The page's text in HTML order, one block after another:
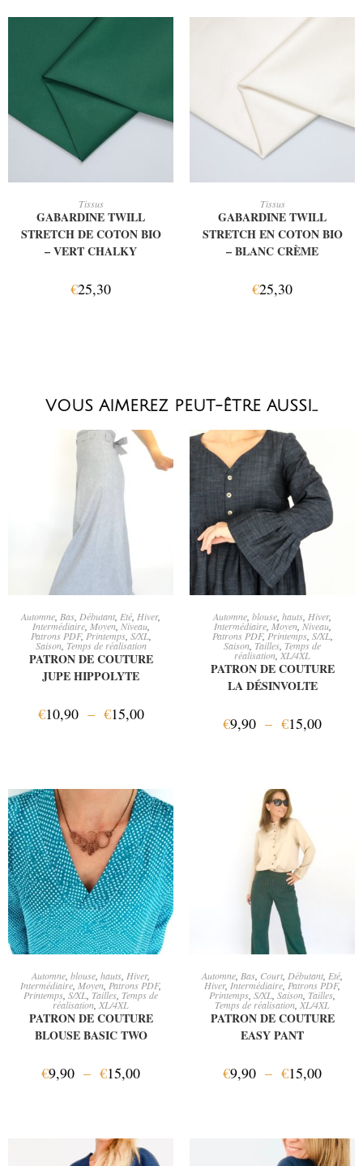
Tissus
GABARDINE TWILL
STRETCH DE COTON BIO
– VERT CHALKY
€25,30
Tissus
GABARDINE TWILL
STRETCH EN COTON BIO
– BLANC CRÈME
€25,30
VOUS AIMEREZ PEUT-ÊTRE AUSSI…
CHOIX DES OPTIONS
Automne, Bas, Débutant, Eté, Hiver,
Intermédiaire, Moyen, Niveau,
Patrons PDF,Printemps, S/XL,
Saison, Temps de réalisation
PATRON DE COUTURE
JUPE HIPPOLYTE
€10,90 – €15,00
CHOIX DES OPTIONS
Automne, blouse, hauts, Hiver,
Intermédiaire, Moyen, Niveau,
Patrons PDF,Printemps, S/XL,
Saison, Tailles, Temps de
réalisation,XL/4XL
PATRON DE COUTURE
LA DÉSINVOLTE
€9,90 – €15,00
CHOIX DES OPTIONS
Automne, blouse, hauts, Hiver,
Intermédiaire, Moyen, Patrons PDF,
Printemps, S/XL,Tailles, Temps de
réalisation, XL/4XL
PATRON DE COUTURE
BLOUSE BASIC TWO
€9,90 – €15,00
CHOIX DES OPTIONS
Automne, Bas, Court, Débutant, Eté,
Hiver, Intermédiaire, Patrons PDF,
Printemps, S/XL, Saison, Tailles,
Temps de réalisation, XL/4XL
PATRON DE COUTURE
EASY PANT
€9,90 – €15,00